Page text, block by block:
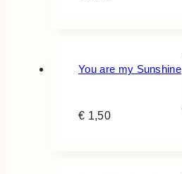
You are my Sunshine
€ 1,50